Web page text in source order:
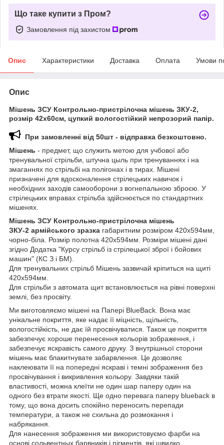
Що таке купити з Пром?
Замовлення під захистом
Опис Характеристики Доставка Оплата Умови
Опис
Мішень ЗСУ Контрольно-пристрілочна мішень ЗКУ-2,
розмір 42х60см, цупкий вологостійкий непрозорий папір.
При замовленні від 50шт - відправка безкоштовно.
Мішень - предмет, що служить метою для учбової або
тренувальної стрільби, штучна цыль при тренуваннях і на
змаганнях по стрільбі на полігонах і в тирах. Мішені
призначені для вдосконалення стрілецьких навичок і
необхідних заходів самооборони з вогнепальною зброєю. У
стрілецьких вправах стрільба здійснюється по стандартних
мішенях.
Мішень ЗСУ Контрольно-пристрілочна мішень
ЗКУ-2 армійського зразка габаритним розміром 420х594мм,
чорно-біла. Розмір полотна 420х594мм. Розміри мішені дані
згідно Додатка "Курсу стрільб із стрілецької зброї і бойових
машин" (КС З і БМ).
Для тренувальних стрільб Мішень зазвичай кріпиться на щиті
420х594мм.
Для стрільби з автомата щит встановлюється на рівні поверхні
землі, без просвіту.
Ми виготовляємо мішені на Папері BlueBack. Вона має
унікальне покриття, яке надає її міцність, щільність,
вологостійкість, не дає їй просвічуватися. Також це покриття
забезпечує хороше перенесення кольорів зображення, і
забезпечує яскравість самого друку. З внутрішньої сторони
мішень має блакитнувате забарвлення. Це дозволяє
наклеювати її на попередні яскраві і темні зображення без
просвічування і викривлення кольору. Завдяки такій
властивості, можна клеїти не один шар паперу один на
одного без втрати якості. Ще одно перевага паперу blueback в
тому, що вона досить спокійно переносить перепади
температури, а також не схильна до розмокання і
набрякання.
Для нанесення зображення ми використовуємо фарби на
основі сольвентных барвників і пігментів, які швидко